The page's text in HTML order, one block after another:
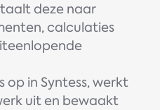
deze naar
calculaties
in Syntess, werkt
uit en bewaakt